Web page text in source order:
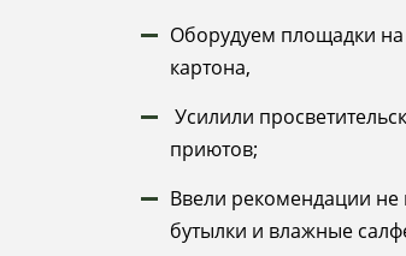
Оборудуем площадки
картона,
Усилили
приютов;
Ввели рекомендации не
бутылки и влажные